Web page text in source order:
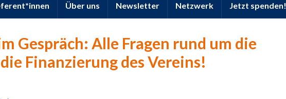
Über uns Newsletter Netzwerk Jetzt spenden!
Gespräch: Alle Fragen rund um die
Finanzierung des Vereins!